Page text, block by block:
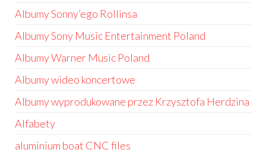
Albumy Sonny’ego Rollinsa
Albumy Sony Music Entertainment Poland
Albumy Warner Music Poland
Albumy wideo koncertowe
Albumy wyprodukowane przez Krzysztofa Herdzina
Alfabety
aluminium boat CNC files